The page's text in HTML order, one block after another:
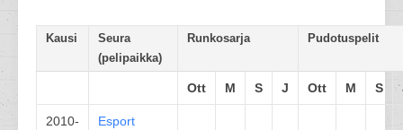
Kausi
Seura
(pelipaikka)
Runkosarja Pudotuspelit
Ott M S J Ott M S
2010-
Esport